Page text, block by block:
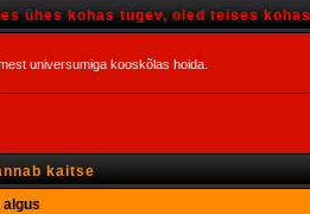
ühes kohas tugev, oled teises
universumiga kooskõlas hoida.
kaitse
algus